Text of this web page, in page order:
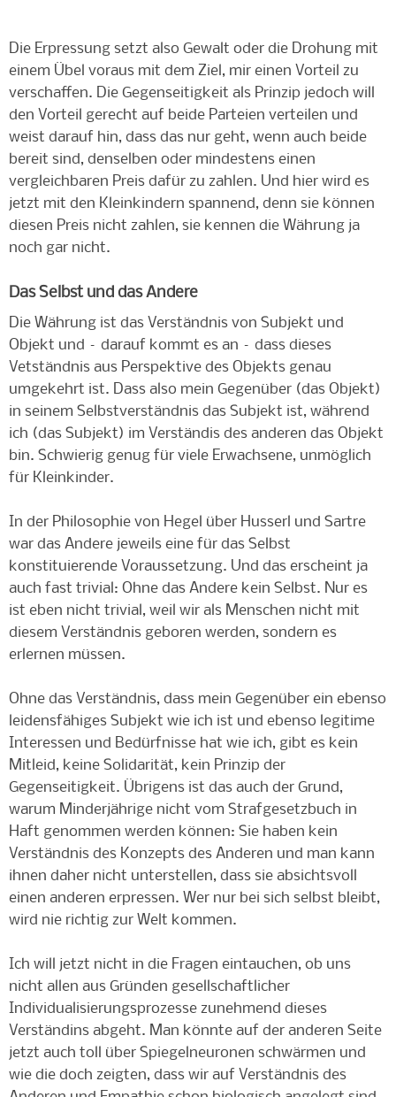
Die Erpressung setzt also Gewalt oder die Drohung mit
einem Übel voraus mit dem Ziel, mir einen Vorteil zu
verschaffen. Die Gegenseitigkeit als Prinzip jedoch will
den Vorteil gerecht auf beide Parteien verteilen und
weist darauf hin, dass das nur geht, wenn auch beide
bereit sind, denselben oder mindestens einen
vergleichbaren Preis dafür zu zahlen. Und hier wird es
jetzt mit den Kleinkindern spannend, denn sie können
diesen Preis nicht zahlen, sie kennen die Währung ja
noch gar nicht.
Das Selbst und das Andere
Die Währung ist das Verständnis von Subjekt und
Objekt und – darauf kommt es an – dass dieses
Vetständnis aus Perspektive des Objekts genau
umgekehrt ist. Dass also mein Gegenüber (das Objekt)
in seinem Selbstverständnis das Subjekt ist, während
ich (das Subjekt) im Verständis des anderen das Objekt
bin. Schwierig genug für viele Erwachsene, unmöglich
für Kleinkinder.
In der Philosophie von Hegel über Husserl und Sartre
war das Andere jeweils eine für das Selbst
konstituierende Voraussetzung. Und das erscheint ja
auch fast trivial: Ohne das Andere kein Selbst. Nur es
ist eben nicht trivial, weil wir als Menschen nicht mit
diesem Verständnis geboren werden, sondern es
erlernen müssen.
Ohne das Verständnis, dass mein Gegenüber ein ebenso
leidensfähiges Subjekt wie ich ist und ebenso legitime
Interessen und Bedürfnisse hat wie ich, gibt es kein
Mitleid, keine Solidarität, kein Prinzip der
Gegenseitigkeit. Übrigens ist das auch der Grund,
warum Minderjährige nicht vom Strafgesetzbuch in
Haft genommen werden können: Sie haben kein
Verständnis des Konzepts des Anderen und man kann
ihnen daher nicht unterstellen, dass sie absichtsvoll
einen anderen erpressen. Wer nur bei sich selbst bleibt,
wird nie richtig zur Welt kommen.
Ich will jetzt nicht in die Fragen eintauchen, ob uns
nicht allen aus Gründen gesellschaftlicher
Individualisierungsprozesse zunehmend dieses
Verständins abgeht. Man könnte auf der anderen Seite
jetzt auch toll über Spiegelneuronen schwärmen und
wie die doch zeigten, dass wir auf Verständnis des